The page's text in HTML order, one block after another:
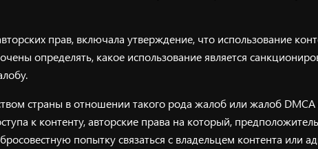
прав, включала утверждение, что использование
определять, какое использование является
страны в отношении такого рода жалоб или жалоб
к контенту, авторские права на который,
попытку связаться с владельцем контента или